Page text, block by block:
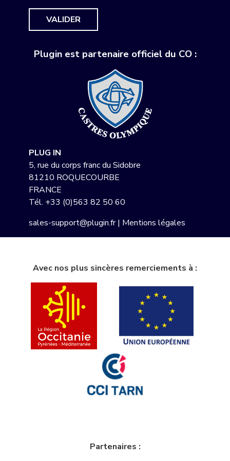
VALIDER
Plugin est partenaire officiel du CO :
PLUG IN
5, rue du corps franc du Sidobre
81210 ROQUECOURBE
FRANCE
Tél. +33 (0)563 82 50 60
sales-support@plugin.fr| Mentions légales
Avec nos plus sincères remerciements à :
Partenaires :